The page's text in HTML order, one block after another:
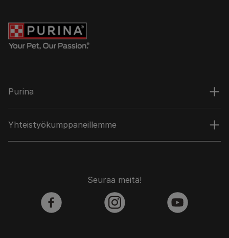
Purina
Yhteistyökumppaneillemme
Seuraa meitä!
facebook instagram youtube